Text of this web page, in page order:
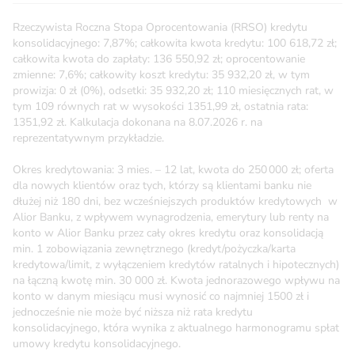
Rzeczywista Roczna Stopa Oprocentowania (RRSO) kredytu
konsolidacyjnego: 7,87%; całkowita kwota kredytu: 100 618,72 zł;
całkowita kwota do zapłaty: 136 550,92 zł; oprocentowanie
zmienne: 7,6%; całkowity koszt kredytu: 35 932,20 zł, w tym
prowizja: 0 zł (0%), odsetki: 35 932,20 zł; 110 miesięcznych rat, w
tym 109 równych rat w wysokości 1351,99 zł, ostatnia rata:
1351,92 zł. Kalkulacja dokonana na 8.07.2026 r. na
reprezentatywnym przykładzie.
Okres kredytowania: 3 mies. – 12 lat, kwota do 250 000 zł; oferta
dla nowych klientów oraz tych, którzy są klientami banku nie
dłużej niż 180 dni, bez wcześniejszych produktów kredytowych w
Alior Banku, z wpływem wynagrodzenia, emerytury lub renty na
konto w Alior Banku przez cały okres kredytu oraz konsolidacją
min. 1 zobowiązania zewnętrznego (kredyt/pożyczka/karta
kredytowa/limit, z wyłączeniem kredytów ratalnych i hipotecznych)
na łączną kwotę min. 30 000 zł. Kwota jednorazowego wpływu na
konto w danym miesiącu musi wynosić co najmniej 1500 zł i
jednocześnie nie może być niższa niż rata kredytu
konsolidacyjnego, która wynika z aktualnego harmonogramu spłat
umowy kredytu konsolidacyjnego.